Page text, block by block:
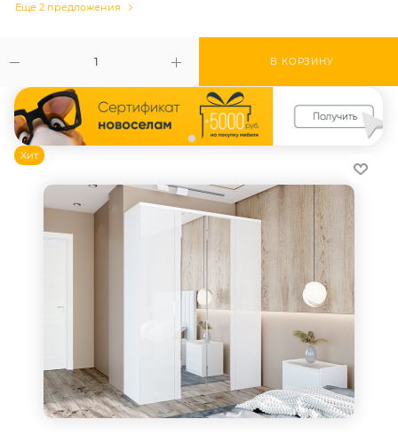
В КОРЗИНУ
Еще 2 предложения
Хит